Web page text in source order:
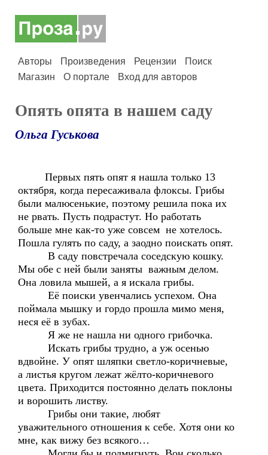
Авторы Произведения Рецензии
Поиск
Магазин
О портале Вход для авторов
Опять опята в нашем саду
Ольга Гуськова
Первых пять опят я нашла только 13
октября, когда пересаживала флоксы. Грибы
были малюсенькие, поэтому решила пока их
не рвать. Пусть подрастут. Но работать
больше мне как-то уже совсем не хотелось.
Пошла гулять по саду, а заодно поискать опят.
В саду повстречала соседскую кошку.
Мы обе с ней были заняты важным делом.
Она ловила мышей, а я искала грибы.
Её поиски увенчались успехом. Она
поймала мышку и гордо прошла мимо меня,
неся её в зубах.
Я же не нашла ни одного грибочка.
Искать грибы трудно, а уж осенью
вдвойне. У опят шляпки светло-коричневые,
а листья кругом лежат жёлто-коричневого
цвета. Приходится постоянно делать поклоны
и ворошить листву.
Грибы они такие, любят
уважительного отношения к себе. Хотя они ко
мне, как вижу без всякого…